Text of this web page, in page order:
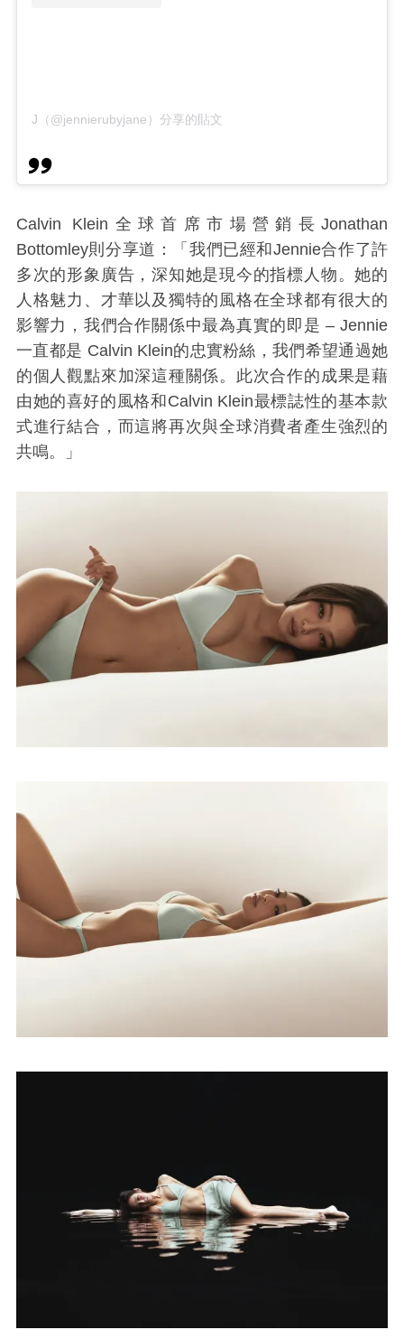
J（@jennierubyjane）分享的貼文
Calvin Klein 全球首席市場營銷長Jonathan
Bottomley則分享道 ：「我們已經和Jennie合作了許
多次的形象廣告，深知她是現今的指標人物。她的
人格魅力、才華以及獨特的風格在全球都有很大的
影響力，我們合作關係中最為真實的即是 – Jennie
一直都是 Calvin Klein的忠實粉絲，我們希望通過她
的個人觀點來加深這種關係。此次合作的成果是藉
由她的喜好的風格和Calvin Klein最標誌性的基本款
式進行結合，而這將再次與全球消費者產生強烈的
共鳴。」